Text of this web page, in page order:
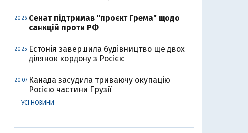
20:26 Cенат підтримав "проєкт Грема" щодо
санкцій проти РФ
20:25
Естонія завершила будівництво ще двох
ділянок кордону з Росією
20:07 Канада засудила триваючу окупацію
Росією частини Грузії
УСІ НОВИНИ